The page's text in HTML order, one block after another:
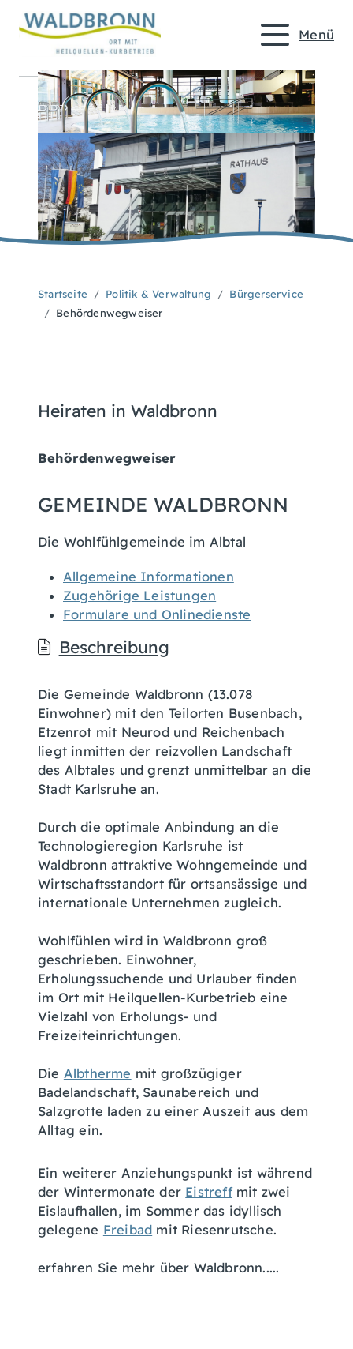
Menü
Startseite Politik & Verwaltung
Bürgerservice
Behördenwegweiser
Heiraten in Waldbronn
Behördenwegweiser
GEMEINDE WALDBRONN
Die Wohlfühlgemeinde im Albtal
Allgemeine Informationen
Zugehörige Leistungen
Formulare und Onlinedienste
Beschreibung
Die Gemeinde Waldbronn (13.078
Einwohner) mit den Teilorten Busenbach,
Etzenrot mit Neurod und Reichenbach
liegt inmitten der reizvollen Landschaft
des Albtales und grenzt unmittelbar an die
Stadt Karlsruhe an.
Durch die optimale Anbindung an die
Technologieregion Karlsruhe ist
Waldbronn attraktive Wohngemeinde und
Wirtschaftsstandort für ortsansässige und
internationale Unternehmen zugleich.
Wohlfühlen wird in Waldbronn groß
geschrieben. Einwohner,
Erholungssuchende und Urlauber finden
im Ort mit Heilquellen-Kurbetrieb eine
Vielzahl von Erholungs- und
Freizeiteinrichtungen.
Die Albtherme mit großzügiger
Badelandschaft, Saunabereich und
Salzgrotte laden zu einer Auszeit aus dem
Alltag ein.
Ein weiterer Anziehungspunkt ist während
der Wintermonate der Eistreffmit zwei
Eislaufhallen, im Sommer das idyllisch
gelegene Freibad mit Riesenrutsche.
erfahren Sie mehr über Waldbronn.....